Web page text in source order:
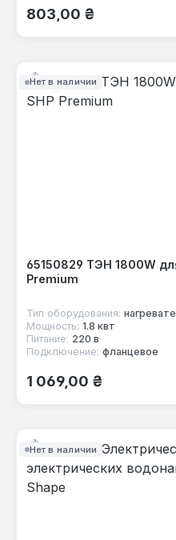
Обычная цена:
803,00 ₴
Нет в наличии
65150829 ТЭН 1800W
Premium
Тип оборудования:
Мощность: 1.8 квт
Питание: 220 в
Подключение: фланцевое
Обычная цена:
1 069,00 ₴
Нет в наличии